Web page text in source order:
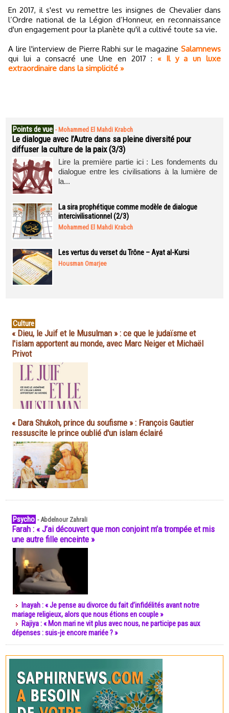
En 2017, il s'est vu remettre les insignes de Chevalier dans
l’Ordre national de la Légion d’Honneur, en reconnaissance
d'un engagement pour la planète qu'il a cultivé toute sa vie.
A lire l'interview de Pierre Rabhi sur le magazine Salamnews
qui lui a consacré une Une en 2017 :« Il y a un luxe
extraordinaire dans la simplicité »
Points de vue - Mohammed El Mahdi Krabch
Le dialogue avec l’Autre dans sa pleine diversité pour
diffuser la culture de la paix (3/3)
Lire la première partie ici : Les fondements du
dialogue entre les civilisations à la lumière de
la...
La sira prophétique comme modèle de dialogue
intercivilisationnel (2/3)
Mohammed El Mahdi Krabch
Les vertus du verset du Trône – Ayat al-Kursi
Housman Omarjee
Culture
« Dieu, le Juif et le Musulman » : ce que le judaïsme et
l'islam apportent au monde, avec Marc Neiger et Michaël
Privot
« Dara Shukoh, prince du soufisme » : François Gautier
ressuscite le prince oublié d'un islam éclairé
Psycho -Abdelnour Zahrali
Farah : « J’ai découvert que mon conjoint m’a trompée et mis
une autre fille enceinte »
Inayah : « Je pense au divorce du fait d’infidélités avant notre
mariage religieux, alors que nous étions en couple »
Rajiya : « Mon mari ne vit plus avec nous, ne participe pas aux
dépenses : suis-je encore mariée ? »